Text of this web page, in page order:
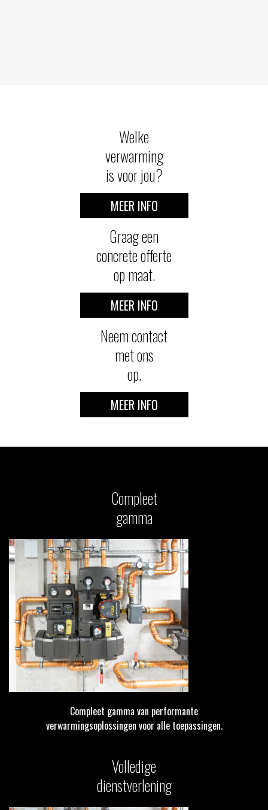
Welke
verwarming
is voor jou?
MEER INFO
Graag een
concrete offerte
op maat.
MEER INFO
Neem contact
met ons
op.
MEER INFO
Compleet
gamma
Compleet gamma van performante
verwarmingsoplossingen voor alle toepassingen.
Volledige
dienstverlening